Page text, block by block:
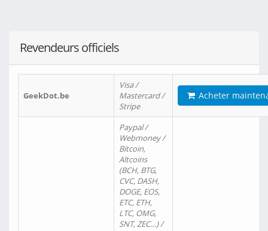
Revendeurs officiels
GeekDot.be
Visa /
Mastercard /
Stripe
Acheter
Paypal /
Webmoney /
Bitcoin,
Altcoins
(BCH, BTG,
CVC, DASH,
DOGE, EOS,
ETC, ETH,
LTC, OMG,
SNT, ZEC…) /